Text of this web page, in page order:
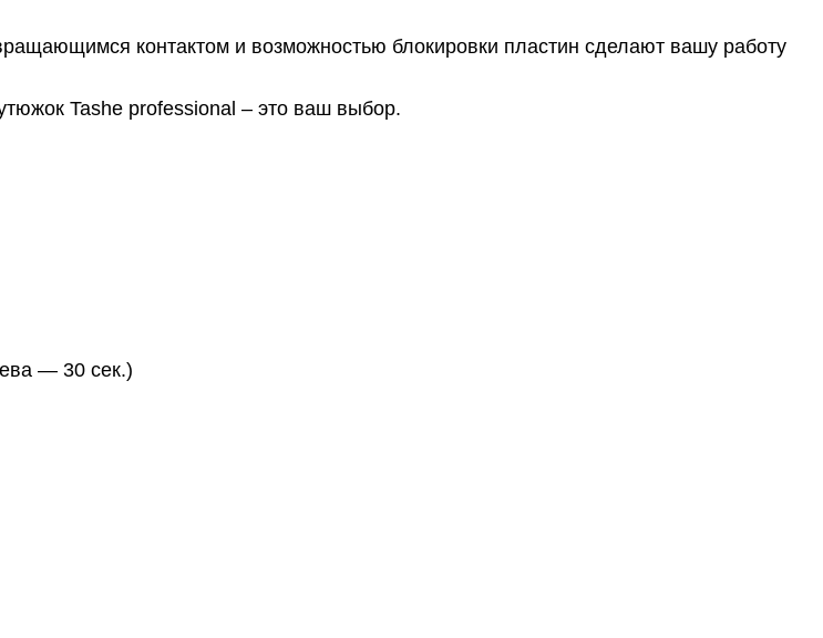
контактом и возможностью блокировки пластин сделают вашу работу
Tashe professional – это ваш выбор.
— 30 сек.)